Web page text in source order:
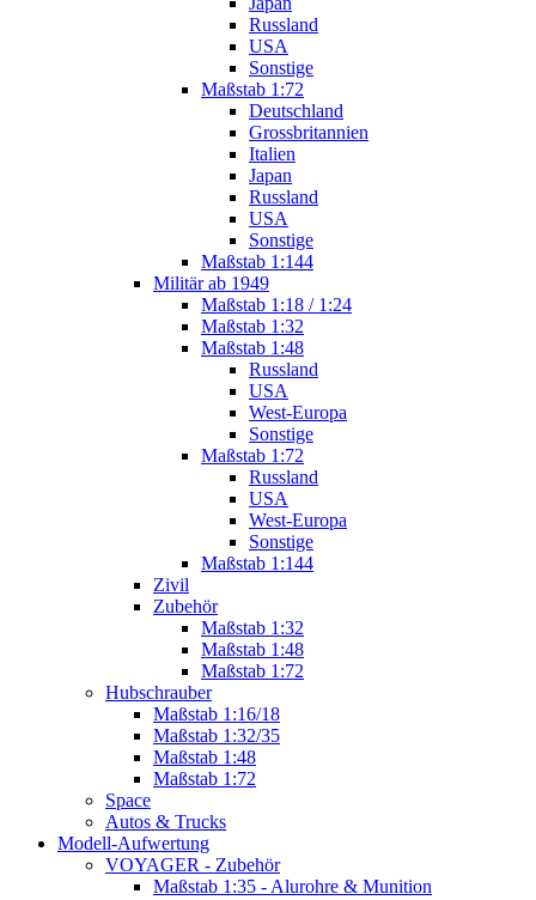
Russland
USA
Sonstige
Maßstab 1:72
Deutschland
Grossbritannien
Italien
Japan
Russland
USA
Sonstige
Maßstab 1:144
Militär ab 1949
Maßstab 1:18 / 1:24
Maßstab 1:32
Maßstab 1:48
Russland
USA
West-Europa
Sonstige
Maßstab 1:72
Russland
USA
West-Europa
Sonstige
Maßstab 1:144
Zivil
Zubehör
Maßstab 1:32
Maßstab 1:48
Maßstab 1:72
Hubschrauber
Maßstab 1:16/18
Maßstab 1:32/35
Maßstab 1:48
Maßstab 1:72
Space
Autos & Trucks
Modell-Aufwertung
VOYAGER - Zubehör
Maßstab 1:35 - Alurohre & Munition